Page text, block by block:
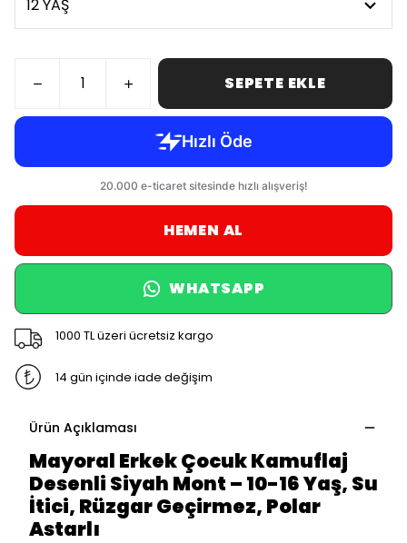
SEPETE EKLE
HEMEN AL
WHATSAPP
1000 TL üzeri ücretsiz kargo
14 gün içinde iade değişim
Ürün Açıklaması
Mayoral Erkek Çocuk Kamuflaj
Desenli Siyah Mont – 10-16 Yaş, Su
İtici, Rüzgar Geçirmez, Polar
Astarlı